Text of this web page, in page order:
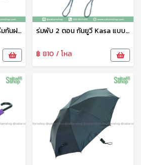
ร่ม ร่มกอล์ฟ ร่มกันแดด ร่มกันฝน ร่มกันแดด UV 28 นิ้ว ลายดอกไม้ ด้ามจับถนัดมือ No.28142-4-1 kasa ร่มพับ 2 ตอน กันยูวี Kasa แบบกางมือ สีพื้น ร่มพกพา ร่มกันแดด ร่มกันUV พับเก็บได้ ขนาดกะทัดรัด พกพาสะดวก No.201
฿ 810 / โหล